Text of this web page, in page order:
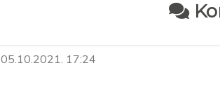
05.10.2021. 17:24